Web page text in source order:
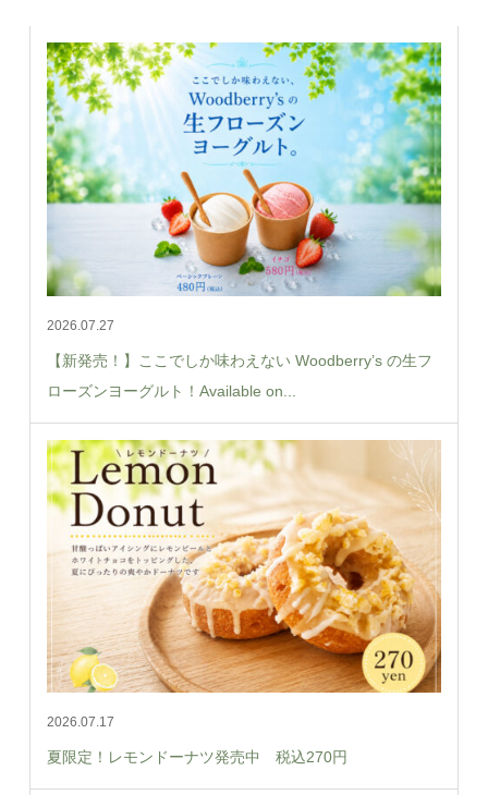
2026.07.27
【新発売！】ここでしか味わえない Woodberry’s の生フ
ローズンヨーグルト！Available on...
2026.07.17
夏限定！レモンドーナツ発売中 税込270円